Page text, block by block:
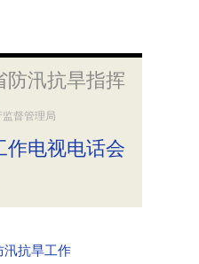
防汛抗旱指挥
监督管理局
作电视电话会
汛抗旱工作